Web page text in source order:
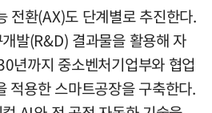
전환(AX)도 단계별로 추진한다.
발(R&D) 결과물을 활용해 자
년까지 중소벤처기업부와 협업
적용한 스마트공장을 구축한다.